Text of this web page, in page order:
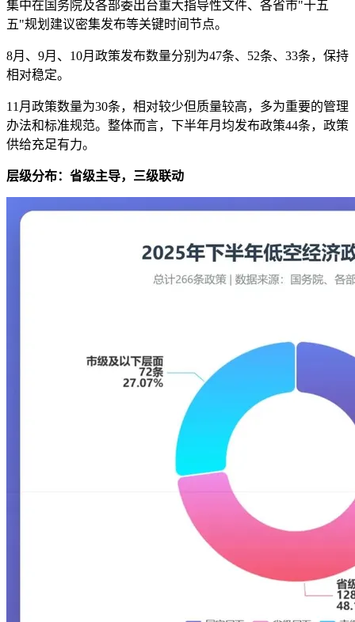
集中在国务院及各部委出台重大指导性文件、各省市"十五
五"规划建议密集发布等关键时间节点。
8月、9月、10月政策发布数量分别为47条、52条、33条，保持
相对稳定。
11月政策数量为30条，相对较少但质量较高，多为重要的管理
办法和标准规范。整体而言，下半年月均发布政策44条，政策
供给充足有力。
层级分布：省级主导，三级联动